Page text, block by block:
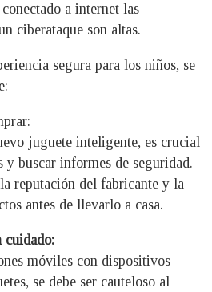
a internet las
ciberataque son altas.
segura para los niños, se
juguete inteligente, es crucial
y buscar informes de seguridad.
reputación del fabricante y la
antes de llevarlo a casa.
cuidado:
móviles con dispositivos
se debe ser cauteloso al